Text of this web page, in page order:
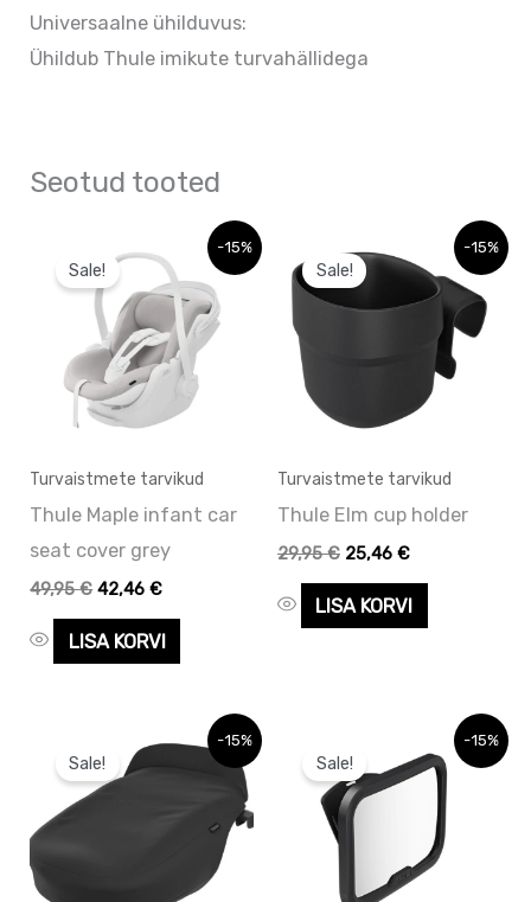
Universaalne ühilduvus:
Ühildub Thule imikute turvahällidega
Seotud tooted
-15%
Sale!
Turvaistmete tarvikud
Thule Maple infant car
seat cover grey
49,95€
hind
on:
49,95 €.
42,46€
LISA KORVI
-15%
Sale!
Turvaistmete tarvikud
Thule Elm cup holder
hind
oli:
29,95 €.
29,95€
hind
on:
29,95 €.
25,46 €
LISA KORVI
-15%
Sale!
Sellel
tootel
-15%
Sale!
29,95 €.
hind
on:
29,95 €.